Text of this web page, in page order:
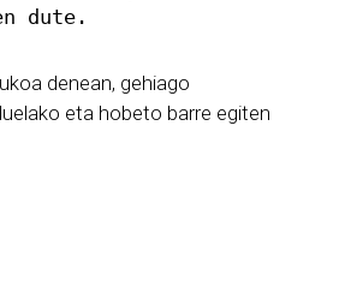
dute.
denean, gehiago
eta hobeto barre egiten